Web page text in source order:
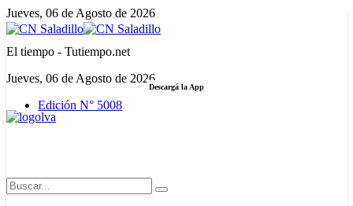
Jueves, 06 de Agosto de 2026
El tiempo - Tutiempo.net
Jueves, 06 de Agosto de 2026
Edición N° 5008
Descargá la App